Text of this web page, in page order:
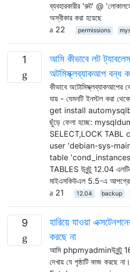
ব্যবহারকারীর 'রুট' @
অস্বীকার করা হয়েছে
22
permissions
1
আমি কীভাবে লট
অটমিস্ক্লব্যাকআপ বন্ধ
কীভাবে অটোমিস্ক্লব্যাকআপের
যায় - যেমনটি ইনস্টল করা
get install
ছুঁড়ে ফেলা হচ্ছে:
SELECT,LOCK
user 'debian-sys-
table
TABLES উবুন্টু 12.04
মাইএসকিউএল 5.5-এ
21
12.04 backup
9
হারিয়ে যাওয়া
করছে না
আমি phpmyadminউবুন্টু
দেখায় যে পৃষ্ঠাটি কাজ